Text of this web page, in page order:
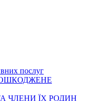
послуг
ЧЛЕНИ ЇХ РОДИН